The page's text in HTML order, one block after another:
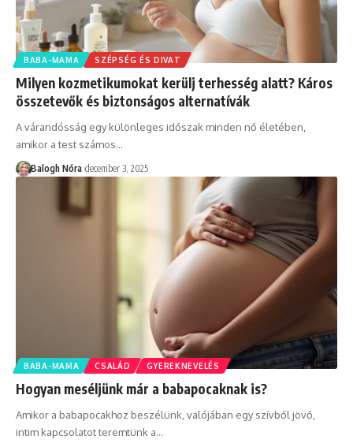
BABA-MAMA SZÉPSÉG ÉS DIVAT
Milyen kozmetikumokat kerülj terhesség alatt? Káros
összetevők és biztonságos alternatívák
A várandósság egy különleges időszak minden nő életében,
amikor a test számos…
Balogh Nóra december 3, 2025
BABA-MAMA CSALÁD GYEREKNEVELÉS
Hogyan meséljünk már a babapocaknak is?
Amikor a babapocakhoz beszélünk, valójában egy szívből jövő,
intim kapcsolatot teremtünk a…